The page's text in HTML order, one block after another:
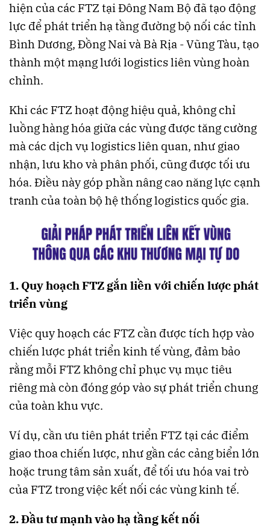
hiện của các FTZ tại Đông Nam Bộ đã tạo động
lực để phát triển hạ tầng đường bộ nối các tỉnh
Bình Dương, Đồng Nai và Bà Rịa - Vũng Tàu, tạo
thành một mạng lưới logistics liên vùng hoàn
chỉnh.
Khi các FTZ hoạt động hiệu quả, không chỉ
luồng hàng hóa giữa các vùng được tăng cường
mà các dịch vụ logistics liên quan, như giao
nhận, lưu kho và phân phối, cũng được tối ưu
hóa. Điều này góp phần nâng cao năng lực cạnh
tranh của toàn bộ hệ thống logistics quốc gia.
1. Quy hoạch FTZ gắn liền với chiến lược phát
triển vùng
Việc quy hoạch các FTZ cần được tích hợp vào
chiến lược phát triển kinh tế vùng, đảm bảo
rằng mỗi FTZ không chỉ phục vụ mục tiêu
riêng mà còn đóng góp vào sự phát triển chung
của toàn khu vực.
Ví dụ, cần ưu tiên phát triển FTZ tại các điểm
giao thoa chiến lược, như gần các cảng biển lớn
hoặc trung tâm sản xuất, để tối ưu hóa vai trò
của FTZ trong việc kết nối các vùng kinh tế.
2. Đầu tư mạnh vào hạ tầng kết nối